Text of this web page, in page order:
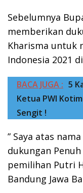
Sebelumnya
memberikan
Kharisma untuk
Indonesia 2021
BACA JUGA : 5
Ketua PWI
Sengit !
” Saya atas
dukungan
pemilihan Putri
Bandung Jawa